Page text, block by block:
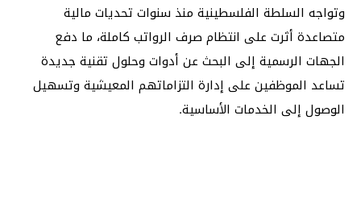
وتواجه السلطة الفلسطينية منذ سنوات تحديات مالية
متصاعدة أثرت على انتظام صرف الرواتب كاملة، ما دفع
الجهات الرسمية إلى البحث عن أدوات وحلول تقنية جديدة
تساعد الموظفين على إدارة التزاماتهم المعيشية وتسهيل
الوصول إلى الخدمات الأساسية.